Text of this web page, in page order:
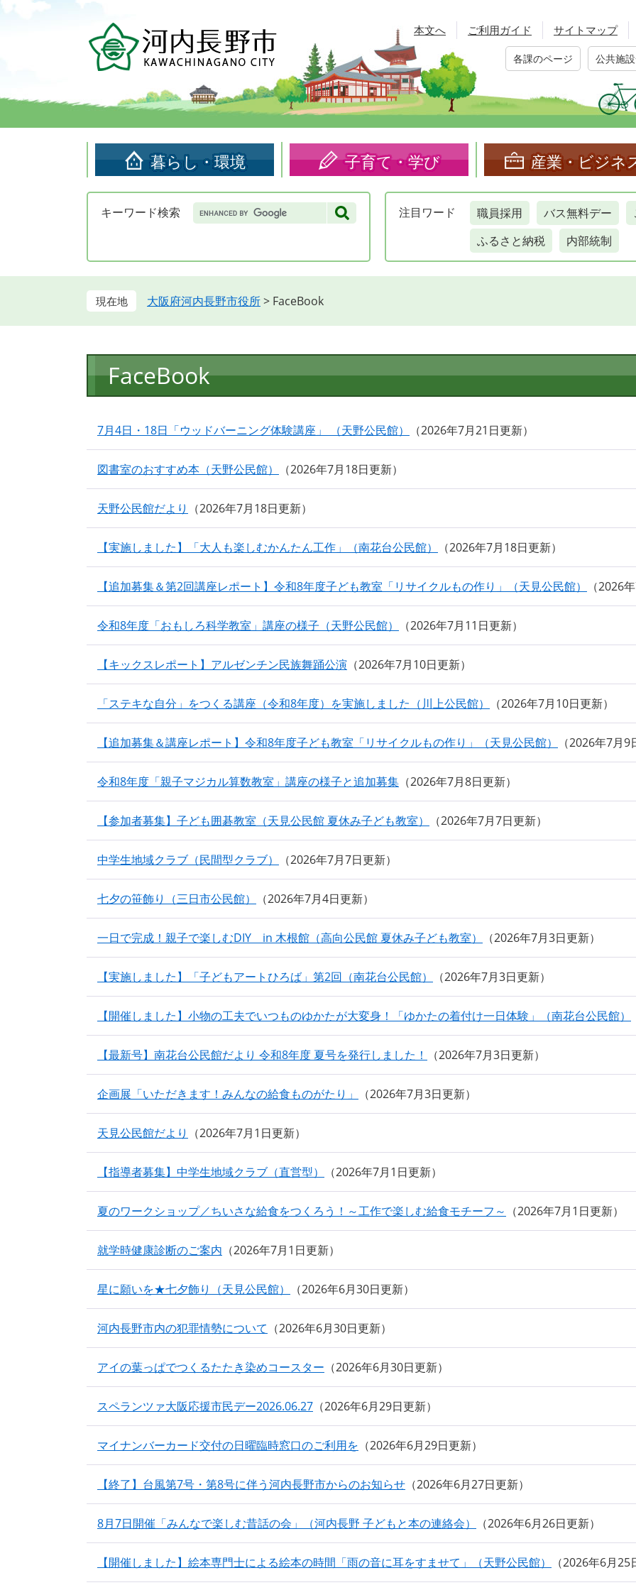
頭
す。
飛
し
本文へ ご利用ガイド サイトマップ
各課のページ 公共施
暮らし・環境 子育て・学び 産業・ビジネ
キーワード検索 Google
カ
検
注目 ワード 職員採用 バス無料デー
ふるさと納税
内部統制
大阪府河内長野市役所> FaceBook
文
FaceBook
7月4日・18日「ウッドバーニング体験講座」 （天野公民館） 2026年7月21日更新
図書室のおすすめ本（天野公民館） 2026年7月18日更新
天野公民館だより 2026年7月18日更新
【実施しました】「大人も楽しむかんたん工作」（南花台公民館） 2026年7月18日更新
【追加募集＆第2回講座レポート】令和8年度子ども教室「リサイクルもの作り」（天見公民館） 2026
令和8年度「おもしろ科学教室」講座の様子（天野公民館） 2026年7月11日更新
【キックスレポート】アルゼンチン民族舞踊公演 2026年7月10日更新
「ステキな自分」をつくる講座（令和8年度）を実施しました（川上公民館） 2026年7月10日更新
【追加募集＆講座レポート】令和8年度子ども教室「リサイクルもの作り」（天見公民館） 2026年7月9
令和8年度「親子マジカル算数教室」講座の様子と追加募集 2026年7月8日更新
【参加者募集】子ども囲碁教室（天見公民館 夏休み子ども教室） 2026年7月7日更新
中学生地域クラブ（民間型クラブ） 2026年7月7日更新
七夕の笹飾り（三日市公民館） 2026年7月4日更新
一日で完成！親子で楽しむDIY in 木根館（高向公民館 夏休み子ども教室） 2026年7月3日更新
【実施しました】「子どもアートひろば」第2回（南花台公民館） 2026年7月3日更新
【開催しました】小物の工夫でいつものゆかたが大変身！「ゆかたの着付け一日体験」（南花台公民館）
【最新号】南花台公民館だより 令和8年度 夏号を発行しました！ 2026年7月3日更新
企画展「いただきます！みんなの給食ものがたり」 2026年7月3日更新
天見公民館だより 2026年7月1日更新
【指導者募集】中学生地域クラブ（直営型） 2026年7月1日更新
夏のワークショップ／ちいさな給食をつくろう！～工作で楽しむ給食モチーフ～ 2026年7月1日更新
就学時健康診断のご案内 2026年7月1日更新
星に願いを★七夕飾り（天見公民館） 2026年6月30日更新
河内長野市内の犯罪情勢について 2026年6月30日更新
アイの葉っぱでつくるたたき染めコースター 2026年6月30日更新
スペランツァ大阪応援市民デー2026.06.27 2026年6月29日更新
マイナンバーカード交付の日曜臨時窓口のご利用を 2026年6月29日更新
【終了】台風第7号・第8号に伴う河内長野市からのお知らせ 2026年6月27日更新
8月7日開催「みんなで楽しむ昔話の会」（河内長野 子どもと本の連絡会） 2026年6月26日更新
【開催しました】絵本専門士による絵本の時間「雨の音に耳をすませて」（天野公民館） 2026年6月25